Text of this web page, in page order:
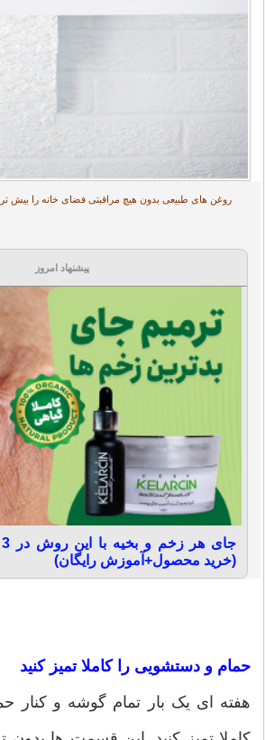
روغن های طبیعی بدون هیچ مراقبتی فضای خانه را بیش
پیشنهاد امروز
(خرید محصول+آموزش رایگان)
حمام و دستشویی را کاملا تمیز کنید
هفته ای یک بار تمام گوشه و کنار